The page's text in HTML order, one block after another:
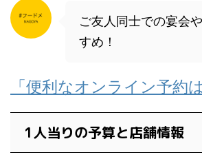
ご友人同士での宴会
すめ！
「便利なオンライン予約
1人当りの予算と店舗情報